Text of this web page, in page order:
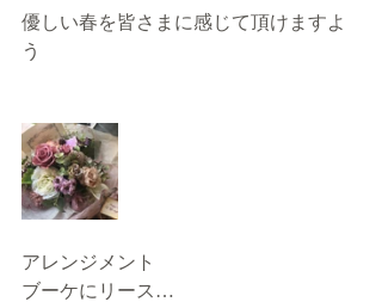
優しい春を皆さまに感じて頂けますよ
う
アレンジメント
ブーケにリース…